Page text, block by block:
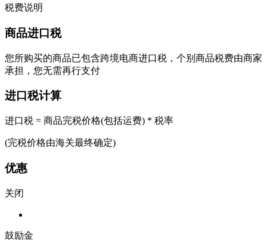
税费说明
商品进口税
您所购买的商品已包含跨境电商进口税，个别商品税费由商家
承担，您无需再行支付
进口税计算
进口税 = 商品完税价格(包括运费) * 税率
(完税价格由海关最终确定)
优惠
关闭
鼓励金